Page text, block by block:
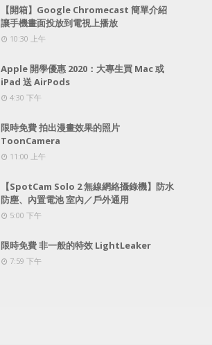
【開箱】Google Chromecast 簡單介紹
讓手機畫面投放到電視上播放
10:30 上午
Apple 開學優惠 2020：大專生買 Mac 或
iPad 送 AirPods
4:30 下午
限時免費 拍出漫畫效果的照片
ToonCamera
11:00 上午
【SpotCam Solo 2 無線網絡攝錄機】防水
防塵、內置電池 室內／戶外通用
5:00 下午
限時免費 非一般的特效 LightLeaker
7:59 下午